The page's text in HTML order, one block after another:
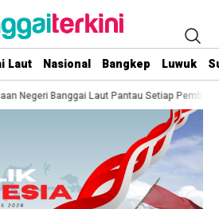
Laut Nasional Bangkep Luwuk
Pantau Setiap Pemberitaan Terkait Temuan